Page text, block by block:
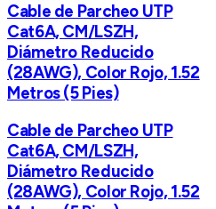
Cable de Parcheo UTP
Cat6A, CM/LSZH,
Diámetro Reducido
(28AWG), Color Rojo, 1.52
Metros (5 Pies)
Cable de Parcheo UTP
Cat6A, CM/LSZH,
Diámetro Reducido
(28AWG), Color Rojo, 1.52